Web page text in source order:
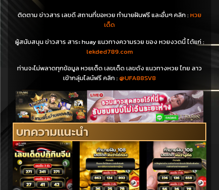
ติดตาม ข่าวสาร เลขดี สถานที่ขอหวย ทำนายฝันฟรี และอื่นๆ คลิก :หวย
เด็ด
ผู้สนับสนุน ข่าวสาร สาระ huay แนวทางความรวย ของ หวยงวดนี้ ได้แก่ :
lekded789.com
ท่านจะไม่พลาดทุกข้อมูล หวยเด็ด เลขเด็ด เลขดัง แนวทางหวย ไทย ลาว
เข้ากลุ่มไลน์ฟรี คลิก :@UFA88SV8
บทความแนะนำ